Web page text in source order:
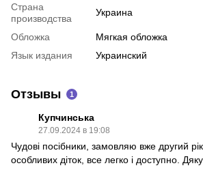
Страна
производства
Украина
Обложка
Мягкая обложка
Язык издания
Украинский
Отзывы 1
Купчинська
27.09.2024 в 19:08
Чудові посібники, замовляю вже другий
особливих діток, все легко і доступно.